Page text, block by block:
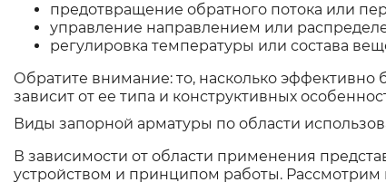
предотвращение обратного потока или
управление направлением или
регулировка температуры или состава
Обратите внимание: то, насколько
зависит от ее типа и конструктивных
Виды запорной арматуры по области
В зависимости от области применения
устройством и принципом работы.